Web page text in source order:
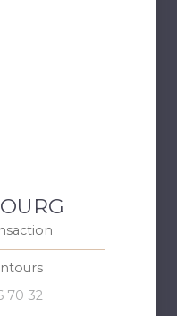
Transaction
70 32